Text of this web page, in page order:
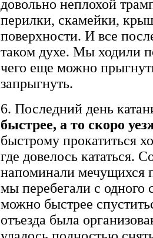
довольно неплохой
перилки, скамейки,
поверхности. И все
таком духе. Мы ходили
чего еще можно
запрыгнуть.
6. Последний день
быстрее, а то скоро
быстрому прокатиться
где довелось кататься.
напоминали мечущихся
мы перебегали с одного
можно быстрее
отъезда была